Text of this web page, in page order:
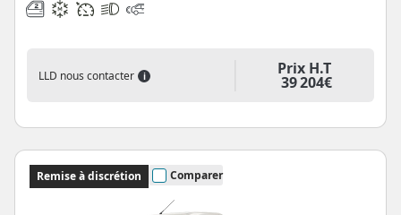
LLD nous contacter i Prix H.T
39 204€
Remise à discrétion Comparer